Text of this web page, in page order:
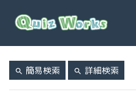
search 簡易検索 search 詳細検索